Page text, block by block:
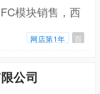
模块销售，西
网店第1年 百
公司